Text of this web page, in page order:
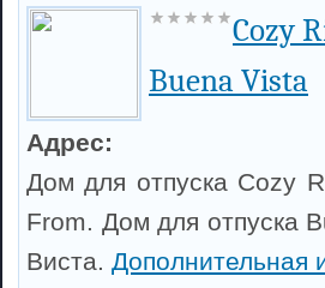
Cozy
Buena Vista
Адрес:
Дом для отпуска Cozy
From. Дом для отпуска
Виста.